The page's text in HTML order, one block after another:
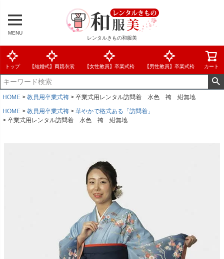
MENU
レンタルきもの和服美
トップ 【結婚式】両親衣裳 【女性教員】卒業式袴 【男性教員】卒業式袴 カート
HOME 教員用卒業式袴
卒業式用レンタル訪問着 水色 袴 紺無地
HOME
教員用卒業式袴
華やかで格式ある「訪問着」
卒業式用レンタル訪問着 水色 袴 紺無地